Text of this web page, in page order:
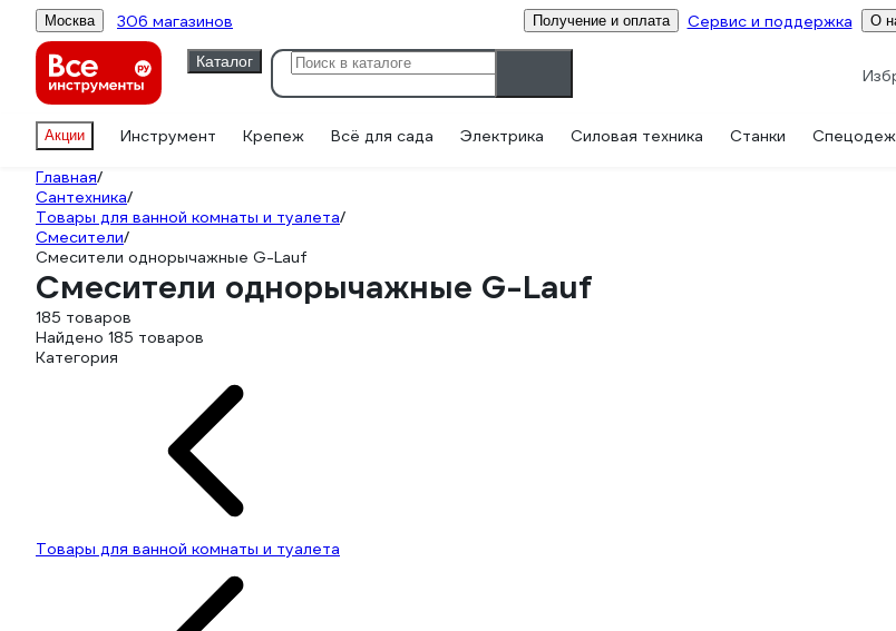
Москва 306 магазинов Получение и оплата Сервис и поддержка О
Каталог
Акции Инструмент Крепеж Всё для сада Электрика Силовая техника Станки
Главная/
Сантехника/
Товары для ванной комнаты и туалета/
Смесители/
Смесители однорычажные G-Lauf
Смесители однорычажные G-Lauf
185 товаров
Найдено 185 товаров
Категория
Товары для ванной комнаты и туалета